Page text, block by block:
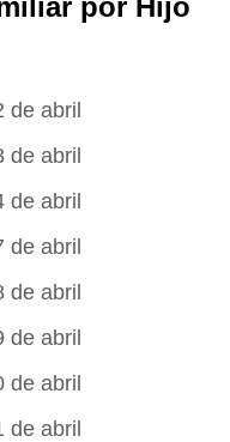
de abril
de abril
de abril
de abril
de abril
de abril
de abril
de abril